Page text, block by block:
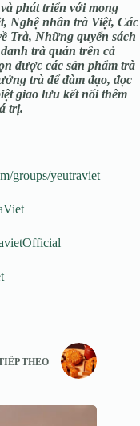
phát triển với mong
Nghệ nhân trà Việt, Các
Trà, Những quyển sách
trà quán trên cả
được các sản phẩm trà
trà để đàm đạo, đọc
giao lưu kết nối thêm
trị.
groups/yeutraviet
THEO